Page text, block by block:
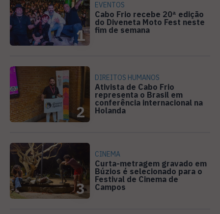
1
EVENTOS
Cabo Frio recebe 20ª edição
do Diveneta Moto Fest neste
fim de semana
2
DIREITOS HUMANOS
Ativista de Cabo Frio
representa o Brasil em
conferência internacional na
Holanda
3
CINEMA
Curta-metragem gravado em
Búzios é selecionado para o
Festival de Cinema de
Campos